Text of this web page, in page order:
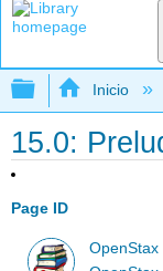
Expandir/
Inicio
15.0:
Page ID
OpenStax